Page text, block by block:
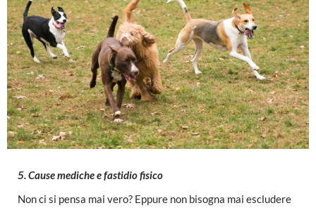
5. Cause mediche e fastidio fisico
Non ci si pensa mai vero? Eppure non bisogna mai escludere